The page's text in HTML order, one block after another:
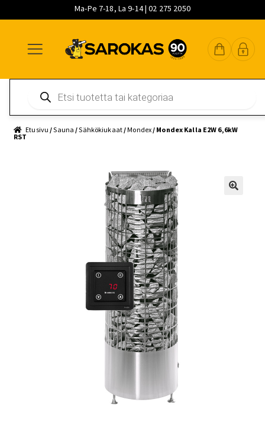
Ma-Pe 7-18, La 9-14 | 02 275 2050
navigointiin
sisältöön
pääsisältöön
search
Etusivu /Sauna /Sähkökiukaat/Mondex / Mondex Kalla E2W 6,6kW
RST